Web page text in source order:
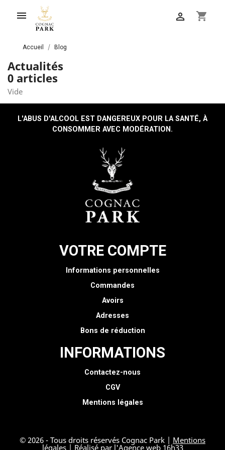
 shopping_cart

Accueil Blog
Actualités
0 articles
Vide
L'ABUS D'ALCOOL EST DANGEREUX POUR LA SANTÉ, À
CONSOMMER AVEC MODÉRATION.
VOTRE COMPTE
Informations personnelles
Commandes
Avoirs
Adresses
Bons de réduction
INFORMATIONS
Contactez-nous
CGV
Mentions légales
© 2026 - Tous droits réservés Cognac Park | Mentions
légales| Réalisé par l'Agence web 16h33